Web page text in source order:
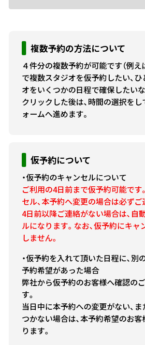
複数予約の方法について
４件分の複数予約が可能です（例え
で複数スタジオを仮予約したい、
オをいくつかの日程で確保したい
クリックした後は、時間の選択を
ォームへ進めます。
仮予約について
・仮予約のキャンセルについて
ご利用の4日前まで仮予約可能です
セル、本予約へ変更の場合は必ずご
4日前以降ご連絡がない場合は、自
ルになります。なお、仮予約にキャ
しません。
・仮予約を入れて頂いた日程に、別
予約希望があった場合
弊社から仮予約のお客様へ確認の
す。
当日中に本予約への変更がない、
つかない場合は、本予約希望のお
ります。